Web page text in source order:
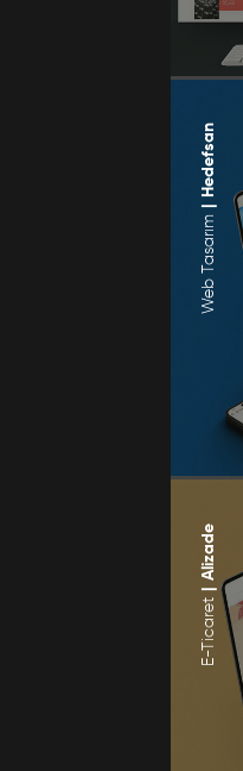
Web Tasarım
|
Hedefsan
E-Ticaret
|
Alizade